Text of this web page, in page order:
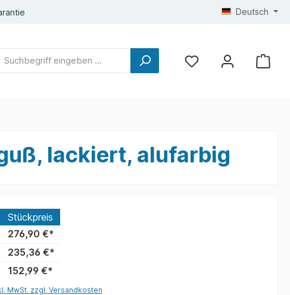
Deutsch
lackiert, alufarbig
Stückpreis
276,90 €*
235,36 €*
152,99 €*
MwSt. zzgl. Versandkosten